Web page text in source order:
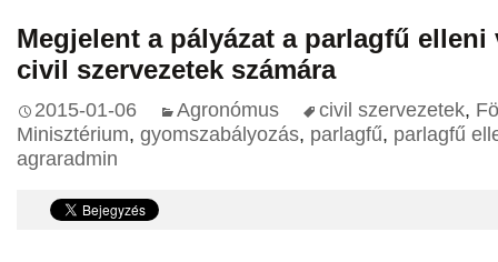
Megjelent a pályázat a parlagfű elleni
civil szervezetek számára
2015-01-06 Agronómus civil szervezetek,
Minisztérium, gyomszabályozás, parlagfű, parlagfű
agraradmin